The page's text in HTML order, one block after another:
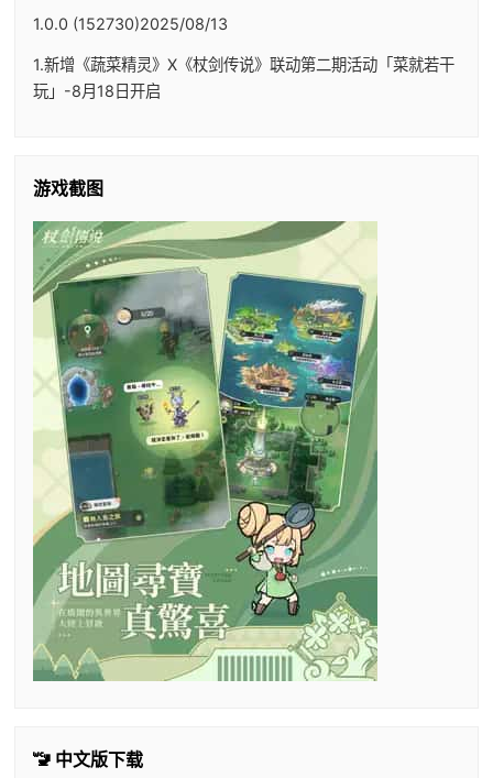
1.0.0 (152730)2025/08/13
1.新增《蔬菜精灵》X《杖剑传说》联动第二期活动「菜就若干
玩」-8月18日开启
游戏截图
🚾 中文版下载